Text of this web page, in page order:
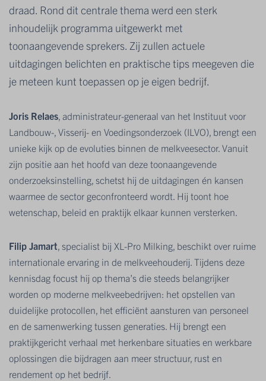
draad. Rond dit centrale thema werd een sterk
inhoudelijk programma uitgewerkt met
toonaangevende sprekers. Zij zullen actuele
uitdagingen belichten en praktische tips meegeven die
je meteen kunt toepassen op je eigen bedrijf.
Joris Relaes, administrateur-generaal van het Instituut voor
Landbouw-, Visserij- en Voedingsonderzoek (ILVO), brengt een
unieke kijk op de evoluties binnen de melkveesector. Vanuit
zijn positie aan het hoofd van deze toonaangevende
onderzoeksinstelling, schetst hij de uitdagingen én kansen
waarmee de sector geconfronteerd wordt. Hij toont hoe
wetenschap, beleid en praktijk elkaar kunnen versterken.
Filip Jamart, specialist bij XL-Pro Milking, beschikt over ruime
internationale ervaring in de melkveehouderij. Tijdens deze
kennisdag focust hij op thema’s die steeds belangrijker
worden op moderne melkveebedrijven: het opstellen van
duidelijke protocollen, het efficiënt aansturen van personeel
en de samenwerking tussen generaties. Hij brengt een
praktijkgericht verhaal met herkenbare situaties en werkbare
oplossingen die bijdragen aan meer structuur, rust en
rendement op het bedrijf.